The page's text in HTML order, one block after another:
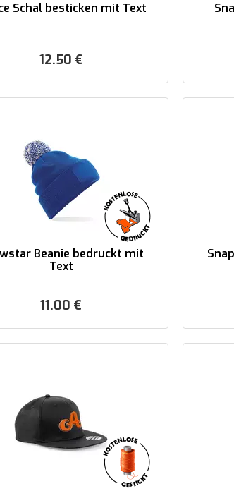
Schal besticken mit Text
12.50 €
Beanie bedruckt mit
Text
11.00 €